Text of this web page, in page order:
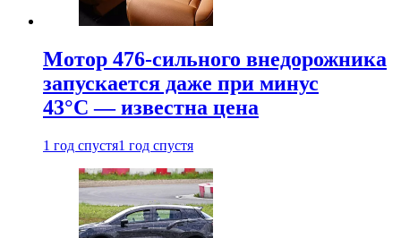
Мотор 476-сильного внедорожника
запускается даже при минус
43°С — известна цена
1 год спустя1 год спустя